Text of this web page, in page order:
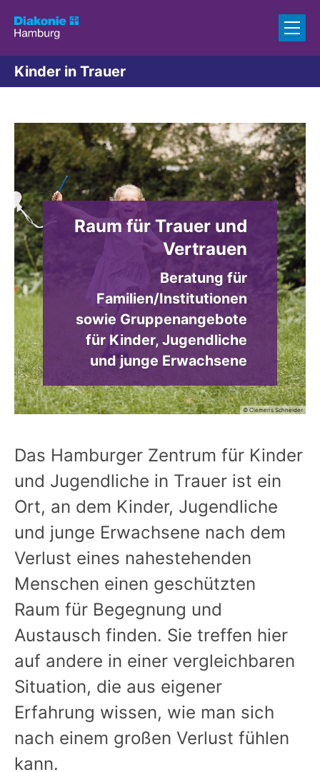
Kinder in Trauer
© Clemens Schneider
Raum für Trauer und
Vertrauen
Beratung für
Familien/Institutionen
sowie Gruppenangebote
für Kinder, Jugendliche
und junge Erwachsene
Das Hamburger Zentrum für Kinder
und Jugendliche in Trauer ist ein
Ort, an dem Kinder, Jugendliche
und junge Erwachsene nach dem
Verlust eines nahestehenden
Menschen einen geschützten
Raum für Begegnung und
Austausch finden. Sie treffen hier
auf andere in einer vergleichbaren
Situation, die aus eigener
Erfahrung wissen, wie man sich
nach einem großen Verlust fühlen
kann.